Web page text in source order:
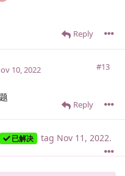
Reply
#13
10, 2022
Reply
已解决 tag Nov 11, 2022.